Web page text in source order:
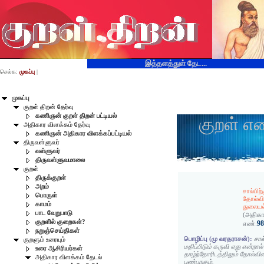
இத்தளத்துள் தேட...
முகப்பு
குறள் திறன் தேர்வு
கணிஞன் குறள் திறன் பட்டியல்
அதிகார விளக்கம் தேர்வு
கணிஞன் அதிகார விளக்கப்பட்டியல்
திருவள்ளுவர்
வள்ளுவர்
திருவள்ளுவமாலை
குறள்
திருக்குறள்
அறம்
பொருள்
காமம்
பாட வேறுபாடு
குறளில் குறைகள்?
நறுஞ்செய்திகள்
குறளும் உரையும்
உரை ஆசிரியர்கள்
அதிகார விளக்கம் தேடல்
செல்க: முகப்பு |
குறள்
தோல்வி
எண்:
பொழிப்பு (மு வரதராசன்):
மதிப்பிடும் கருவி எது
தாழ்ந்தோரிடத்திலும்
பண்பாகும்.